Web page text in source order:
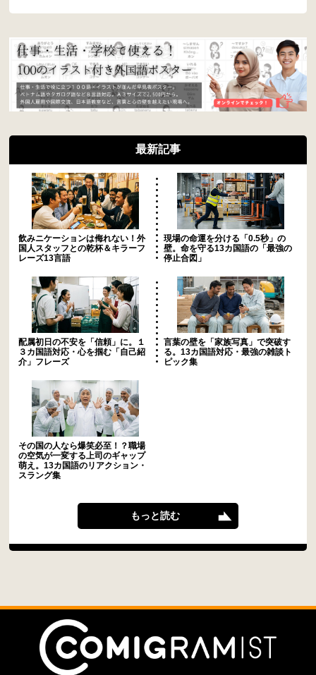
最新記事
飲みニケーションは侮れない！外
国人スタッフとの乾杯＆キラーフ
レーズ13言語
現場の命運を分ける「0.5秒」の
壁。命を守る13カ国語の「最強の
停止合図」
配属初日の不安を「信頼」に。１
３カ国語対応・心を掴む「自己紹
介」フレーズ
言葉の壁を「家族写真」で突破す
る。13カ国語対応・最強の雑談ト
ピック集
その国の人なら爆笑必至！？職場
の空気が一変する上司のギャップ
萌え。13カ国語のリアクション・
スラング集
もっと読む